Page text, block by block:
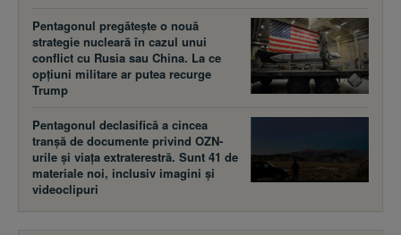
Pentagonul pregătește o nouă
strategie nucleară în cazul unui
conflict cu Rusia sau China. La ce
opțiuni militare ar putea recurge
Trump
Pentagonul declasifică a cincea
tranșă de documente privind OZN-
urile și viața extraterestră. Sunt 41 de
materiale noi, inclusiv imagini și
videoclipuri